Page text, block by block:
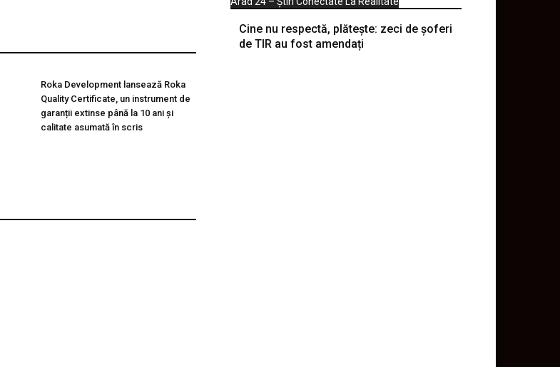
Roka Development lansează Roka
Quality Certificate, un instrument de
garanții extinse până la 10 ani și
calitate asumată în scris
Cine nu respectă, plătește: zeci de șoferi
de TIR au fost amendați